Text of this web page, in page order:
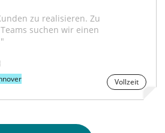
zu realisieren. Zu
Vollzeit